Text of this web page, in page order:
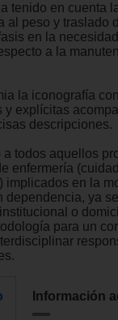
tenido en cuenta
al peso y traslado
en la
a la
la iconografía
y explícitas
descripciones.
a todos aquellos
enfermería
implicados en la
dependencia, ya
o
para un
Información